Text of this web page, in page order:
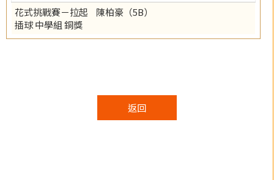
花式挑戰賽－拉起
插球 中學組 銅獎
陳柏豪（5B）
返回